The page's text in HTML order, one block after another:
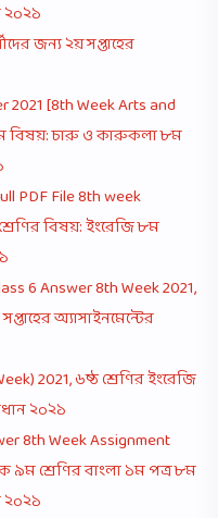
২০২১
জন্য ২য় সপ্তাহের
2021 [8th Week Arts and
বিষয়: চারু ও কারুকলা ৮ম
PDF File 8th week
বিষয়: ইংরেজি ৮ম
6 Answer 8th Week 2021,
অ্যাসাইনমেন্টের
2021, ৬ষ্ঠ শ্রেণির ইংরেজি
২০২১
8th Week Assignment
৯ম শ্রেণির বাংলা ১ম পত্র ৮ম
২০২১